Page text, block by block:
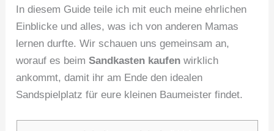
In diesem Guide teile ich mit euch meine ehrlichen
Einblicke und alles, was ich von anderen Mamas
lernen durfte. Wir schauen uns gemeinsam an,
worauf es beimSandkasten kaufen wirklich
ankommt, damit ihr am Ende den idealen
Sandspielplatz für eure kleinen Baumeister findet.